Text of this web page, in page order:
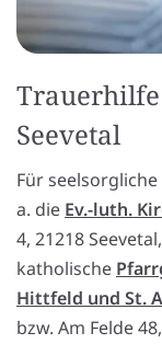
Seevetal
Für
a. die Ev.-luth.
4, 21218
katholische
Hittfeld und St.
bzw. Am Felde